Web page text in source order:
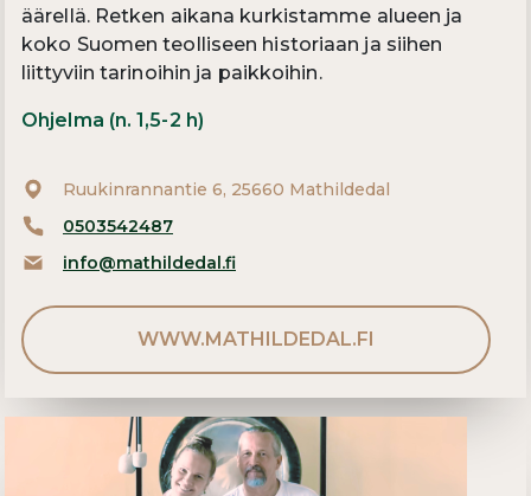
äärellä. Retken aikana kurkistamme alueen ja
koko Suomen teolliseen historiaan ja siihen
liittyviin tarinoihin ja paikkoihin.
Ohjelma (n. 1,5-2 h)
Ruukinrannantie 6, 25660 Mathildedal
0503542487
info@mathildedal.fi
WWW.MATHILDEDAL.FI